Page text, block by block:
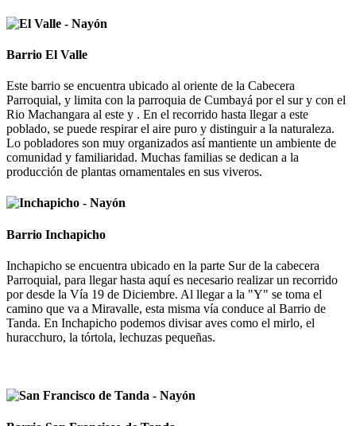
Barrio El Valle
Este barrio se encuentra ubicado al oriente de la Cabecera
Parroquial, y limita con la parroquia de Cumbayá por el sur y con el
Rio Machangara al este y . En el recorrido hasta llegar a este
poblado, se puede respirar el aire puro y distinguir a la naturaleza.
Lo pobladores son muy organizados así mantiente un ambiente de
comunidad y familiaridad. Muchas familias se dedican a la
producción de plantas ornamentales en sus viveros.
Barrio Inchapicho
Inchapicho se encuentra ubicado en la parte Sur de la cabecera
Parroquial, para llegar hasta aquí es necesario realizar un recorrido
por desde la Vía 19 de Diciembre. Al llegar a la "Y" se toma el
camino que va a Miravalle, esta misma vía conduce al Barrio de
Tanda. En Inchapicho podemos divisar aves como el mirlo, el
huracchuro, la tórtola, lechuzas pequeñas.